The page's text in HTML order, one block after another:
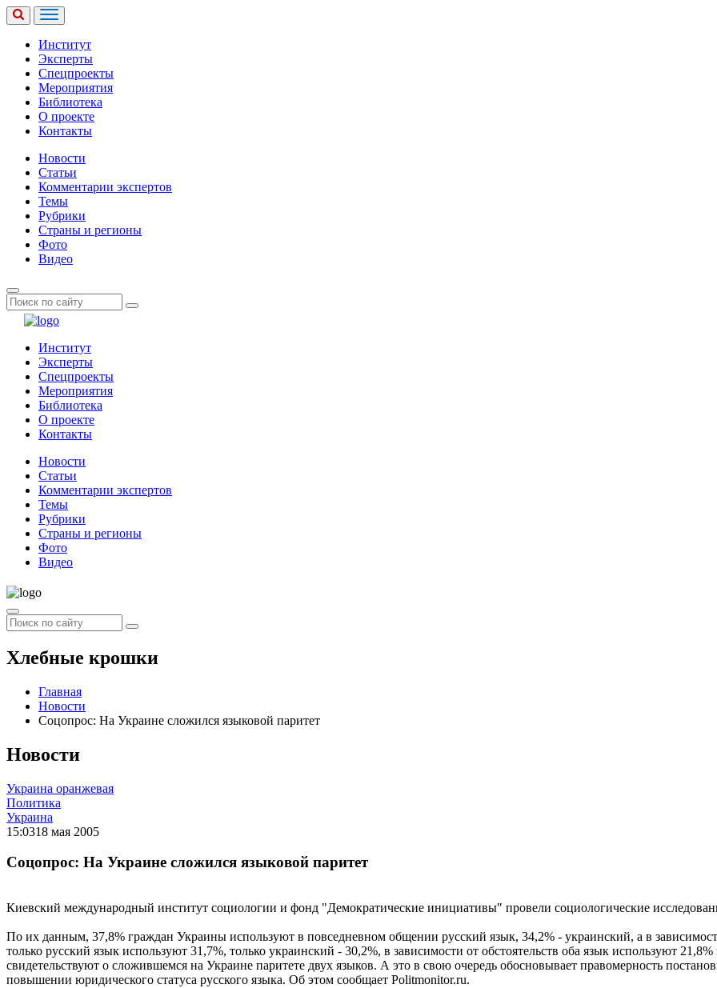
Институт
Эксперты
Спецпроекты
Мероприятия
Библиотека
О проекте
Контакты
Новости
Статьи
Комментарии экспертов
Темы
Рубрики
Страны и регионы
Фото
Видео
Институт
Эксперты
Спецпроекты
Мероприятия
Библиотека
О проекте
Контакты
Новости
Статьи
Комментарии экспертов
Темы
Рубрики
Страны и регионы
Фото
Видео
Хлебные крошки
Главная
Новости
Соцопрос: На Украине сложился языковой паритет
Новости
Украина оранжевая
Политика
Украина
15:0318 мая 2005
Соцопрос: На Украине сложился языковой паритет
Киевский международный институт социологии и фонд "Демократические инициативы" провели социологические
По их данным, 37,8% граждан Украины используют в повседневном общении русский язык, 34,2% - украинский, а в
только русский язык используют 31,7%, только украинский - 30,2%, в зависимости от обстоятельств оба язык используют
свидетельствуют о сложившемся на Украине паритете двух языков. А это в свою очередь обосновывает правомерность
повышении юридического статуса русского языка. Об этом сообщает Politmonitor.ru.